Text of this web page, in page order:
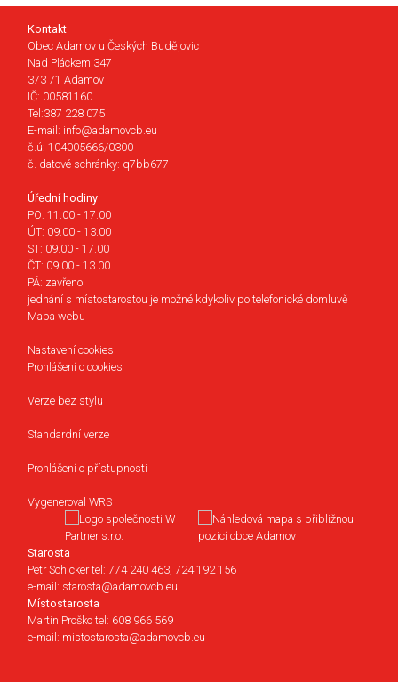
Kontakt
Obec Adamov u Českých Budějovic
Nad Pláckem 347
373 71 Adamov
IČ: 00581160
Tel:387 228 075
E-mail: info@adamovcb.eu
č.ú: 104005666/0300
č. datové schránky: q7bb677
Úřední hodiny
PO: 11.00 - 17.00
ÚT: 09.00 - 13.00
ST: 09.00 - 17.00
ČT: 09.00 - 13.00
PÁ: zavřeno
jednání s místostarostou je možné kdykoliv po telefonické domluvě
Mapa webu
Nastavení cookies
Prohlášení o cookies
Verze bez stylu
Standardní verze
Prohlášení o přístupnosti
Vygeneroval WRS
Starosta
Petr Schicker tel: 774 240 463, 724 192 156
e-mail: starosta@adamovcb.eu
Místostarosta
Martin Proško tel: 608 966 569
e-mail: mistostarosta@adamovcb.eu